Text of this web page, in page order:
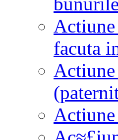
facuta